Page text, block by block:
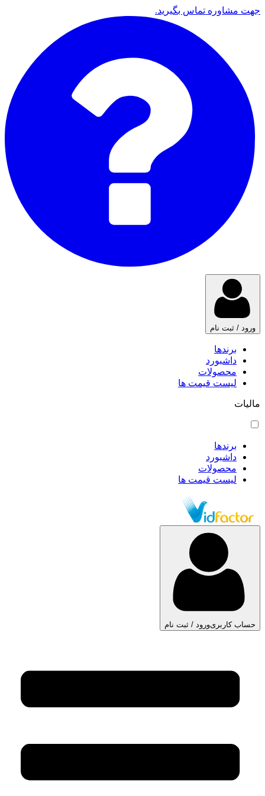
جهت مشاوره تماس بگیرید.
ورود / ثبت نام
برندها
داشبورد
محصولات
لیست قیمت ها
مالیات
برندها
داشبورد
محصولات
لیست قیمت ها
حساب کاربریورود / ثبت نام